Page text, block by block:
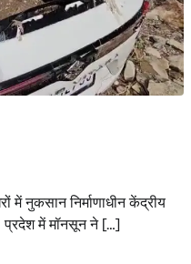
नुकसान निर्माणाधीन केंद्रीय
प्रदेश में मॉनसून ने […]